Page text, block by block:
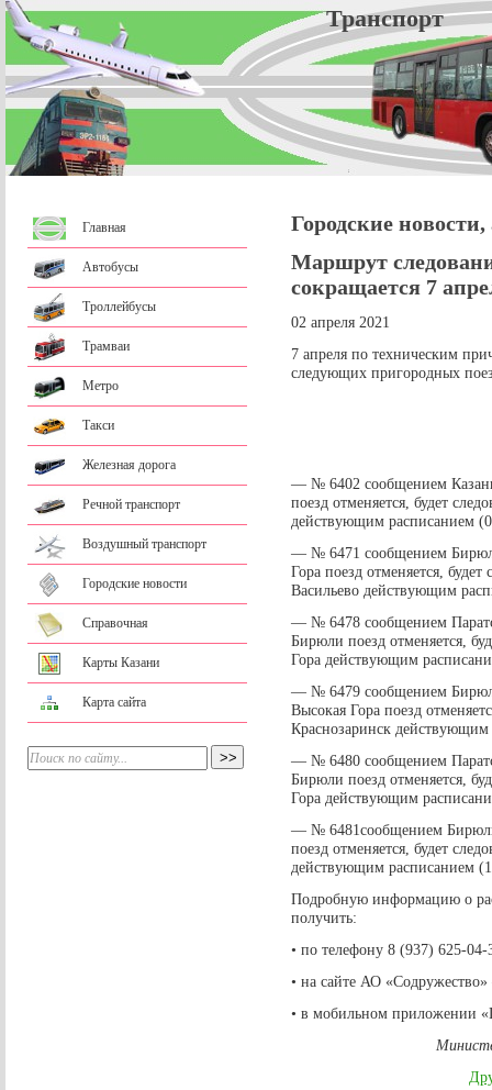
Главная
Автобусы
Троллейбусы
Трамваи
Метро
Такси
Железная дорога
Речной транспорт
Воздушный транспорт
Городские новости
Справочная
Карты Казани
Карта сайта
Городские
Маршрут
сокращается 7
02 апреля 2021
7 апреля по техническим
следующих пригородных
— № 6402 сообщением
поезд отменяется, будет
действующим расписанием
— № 6471 сообщением
Гора поезд отменяется,
Васильево действующим
— № 6478 сообщением
Бирюли поезд отменяется,
Гора действующим
— № 6479 сообщением
Высокая Гора поезд
Краснозаринск
— № 6480 сообщением
Бирюли поезд отменяется,
Гора действующим
— № 6481сообщением Бирюли
поезд отменяется, будет
действующим расписанием
Подробную информацию о
получить:
• по телефону 8 (937) 625-04-
• на сайте АО
• в мобильном приложении